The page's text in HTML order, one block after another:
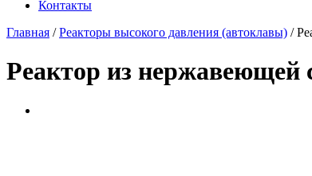
Контакты
Главная /Реакторы высокого давления (автоклавы) /
Реактор из нержавеющей